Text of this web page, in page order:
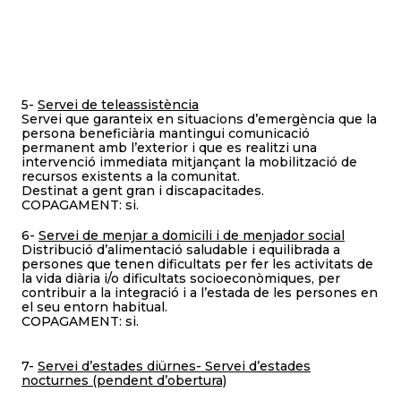
5- Servei de teleassistència
Servei que garanteix en situacions d’emergència que la
persona beneficiària mantingui comunicació
permanent amb l’exterior i que es realitzi una
intervenció immediata mitjançant la mobilització de
recursos existents a la comunitat.
Destinat a gent gran i discapacitades.
COPAGAMENT: si.
6- Servei de menjar a domicili i de menjador social
Distribució d’alimentació saludable i equilibrada a
persones que tenen dificultats per fer les activitats de
la vida diària i/o dificultats socioeconòmiques, per
contribuir a la integració i a l’estada de les persones en
el seu entorn habitual.
COPAGAMENT: si.
7- Servei d’estades diürnes- Servei d’estades
nocturnes (pendent d’obertura)